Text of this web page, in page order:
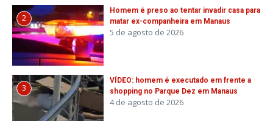
2
Homem é preso ao tentar invadir casa para
matar ex-companheira em Manaus
5 de agosto de 2026
3
VÍDEO: homem é executado em frente a
shopping no Parque Dez em Manaus
4 de agosto de 2026